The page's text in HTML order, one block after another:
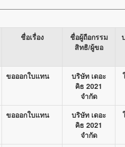
ชื่อเรื่อง
ชื่อผู้ถือกรรม
สิทธิ/ผู้ขอ
ขอออกใบแทน
บริษัท เดอะ
คิธ 2021
จำกัด
ขอออกใบแทน
บริษัท เดอะ
คิธ 2021
จำกัด